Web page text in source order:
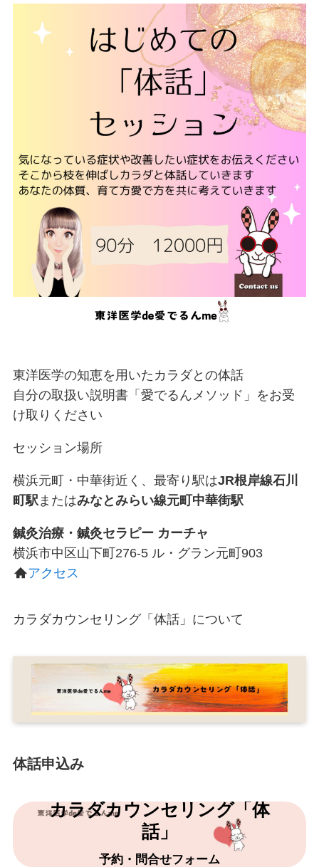
東洋医学の知恵を用いたカラダとの体話
自分の取扱い説明書「愛でるんメソッド」をお受
け取りください
セッション場所
横浜元町・中華街近く、最寄り駅はJR根岸線石川
町駅 またはみなとみらい線元町中華街駅
鍼灸治療・鍼灸セラピー カーチャ
横浜市中区山下町276-5 ル・グラン元町903
アクセス
カラダカウンセリング「体話」について
体話申込み
カラダカウンセリング「体
話」
予約・問合せフォーム